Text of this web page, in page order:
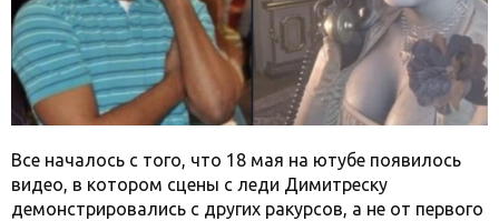
Все началось с того, что 18 мая на ютубе появилось
видео, в котором сцены с леди Димитреску
демонстрировались с других ракурсов, а не от первого